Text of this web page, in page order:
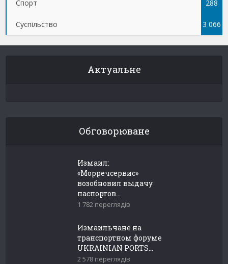
Спорт 288
Суспільство 3 066
Актуальне
Обговорюване
Измаил:
«Морречсервис»
возобновил выдачу
паспортов...
1 782 переглядів
Измаильчане на
транспортном форуме
UKRAINIAN PORTS...
2 578 переглядів